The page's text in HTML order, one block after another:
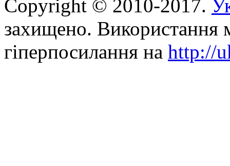
Copyright © 2010-2017.
захищено. Використання
гіперпосилання на http://